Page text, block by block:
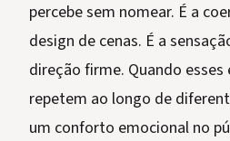
percebe sem nomear. É a
design de cenas. É a
direção firme. Quando
repetem ao longo de
um conforto emocional no